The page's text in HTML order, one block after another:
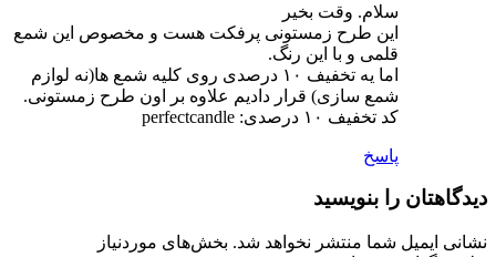
سلام. وقت بخیر
این طرح زمستونی پرفکت هست و مخصوص این شمع
قلمی و با این رنگ.
اما یه تخفیف ۱۰ درصدی روی کلیه شمع ها(نه لوازم
شمع سازی) قرار دادیم علاوه بر اون طرح زمستونی.
کد تخفیف ۱۰ درصدی: perfectcandle
پاسخ
دیدگاهتان را بنویسید
نشانی ایمیل شما منتشر نخواهد شد. بخش‌های موردنیاز